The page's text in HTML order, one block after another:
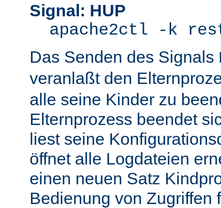
Signal: HUP
apache2ctl -k
Das Senden des Signals
veranlaßt den
alle seine Kinder zu
Elternprozess beendet
liest seine
öffnet alle Logdateien
einen neuen Satz
Bedienung von Zugriffen